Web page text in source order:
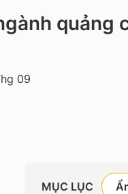
quảng
09
MỤC LỤC